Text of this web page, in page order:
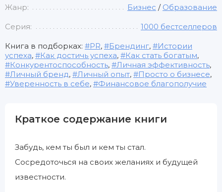
Жанр: Бизнес / Образование
Серия: 1000 бестселлеров
Книга в подборках: PR, Брендинг,
Истории
успеха, Как достичь успеха, Как стать богатым,
Конкурентоспособность, Личная эффективность,
Личный бренд, Личный опыт, Просто о бизнесе,
Уверенность в себе, Финансовое благополучие
Краткое содержание книги
Забудь, кем ты был и кем ты стал.
Сосредоточься на своих желаниях и будущей
известности.